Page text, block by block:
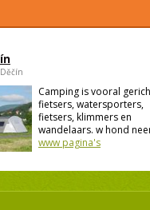
Camping is vooral
fietsers, watersporters,
fietsers, klimmers en
wandelaars. w hond
www pagina's